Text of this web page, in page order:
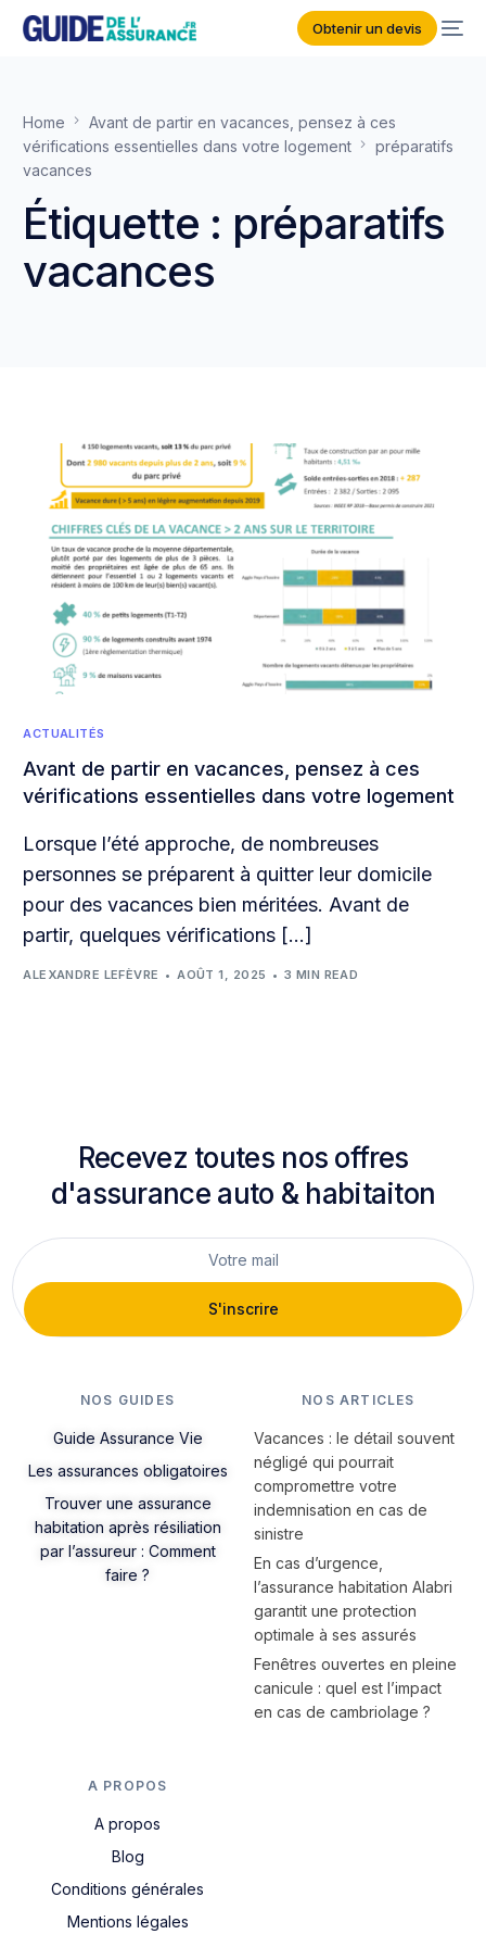
Obtenir un devis
Home
Avant de partir en vacances, pensez à ces
vérifications essentielles dans votre logement
préparatifs
vacances
Étiquette : préparatifs
vacances
ACTUALITÉS
Avant de partir en vacances, pensez à ces
vérifications essentielles dans votre logement
Lorsque l’été approche, de nombreuses
personnes se préparent à quitter leur domicile
pour des vacances bien méritées. Avant de
partir, quelques vérifications […]
ALEXANDRE LEFÈVRE AOÛT 1, 2025 3 MIN READ
Recevez toutes nos offres
d'assurance auto & habitaiton
S'inscrire
NOS GUIDES
Guide Assurance Vie
Les assurances obligatoires
Trouver une assurance
habitation après résiliation
par l’assureur : Comment
faire ?
NOS ARTICLES
Vacances : le détail souvent
négligé qui pourrait
compromettre votre
indemnisation en cas de
sinistre
En cas d’urgence,
l’assurance habitation Alabri
garantit une protection
optimale à ses assurés
Fenêtres ouvertes en pleine
canicule : quel est l’impact
en cas de cambriolage ?
A PROPOS
A propos
Blog
Conditions générales
Mentions légales